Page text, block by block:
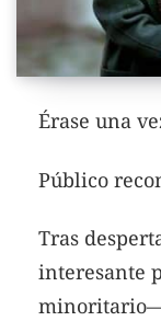
Érase una
Público
Tras
interesante